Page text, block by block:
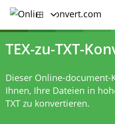
TEX-zu-TXT-
Dieser Online-
Ihnen, Ihre Dateien in
TXT zu konvertieren.